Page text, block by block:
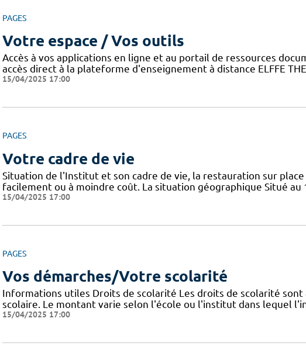
PAGES
Votre espace / Vos outils
Accès à vos applications en ligne et au portail de ressources
accès direct à la plateforme d'enseignement à distance ELFFE
15/04/2025 17:00
PAGES
Votre cadre de vie
Situation de l'Institut et son cadre de vie, la restauration sur
facilement ou à moindre coût. La situation géographique Situé au
15/04/2025 17:00
PAGES
Vos démarches/Votre scolarité
Informations utiles Droits de scolarité Les droits de scolarité
scolaire. Le montant varie selon l'école ou l'institut dans lequel
15/04/2025 17:00